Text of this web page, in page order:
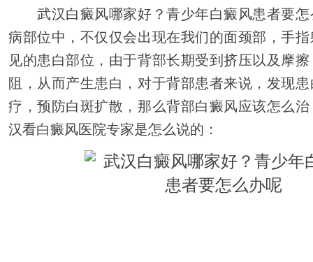
武汉白癜风哪家好？青少年白癜风患者要怎
病部位中，不仅仅会出现在我们的面颈部，手
见的患白部位，由于背部长期受到挤压以及摩
阻，从而产生患白，对于背部患者来说，发现
疗，预防白斑扩散，那么背部白癜风应该怎么
汉看白癜风医院专家是怎么说的：